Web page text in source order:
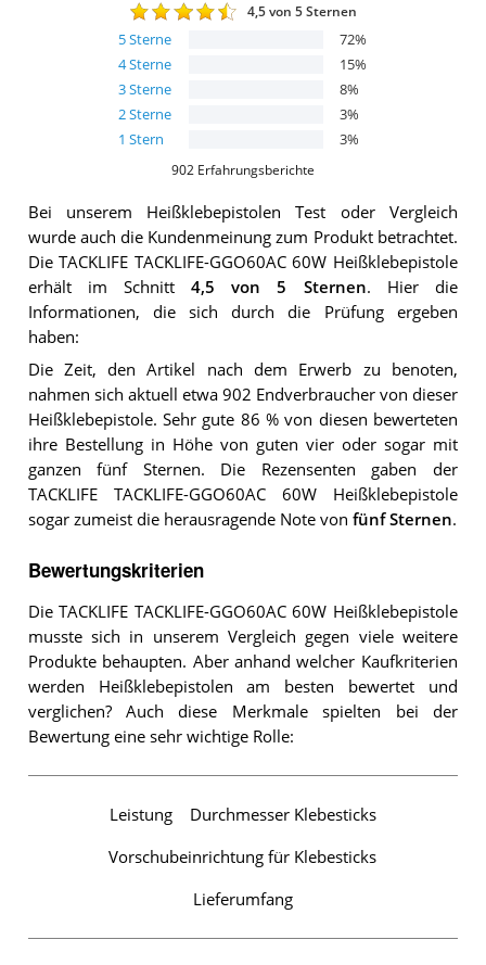
4,5von 5 Sternen
5Sterne 72%
4Sterne 15%
3Sterne 8%
2Sterne 3%
1 Stern 3%
902 Erfahrungsberichte
Bei unserem Heißklebepistolen Test oder Vergleich
wurde auch die Kundenmeinung zum Produkt betrachtet.
Die TACKLIFE TACKLIFE-GGO60AC 60W Heißklebepistole
erhält im Schnitt4,5 von 5 Sternen. Hier die
Informationen, die sich durch die Prüfung ergeben
haben:
Die Zeit, den Artikel nach dem Erwerb zu benoten,
nahmen sich aktuell etwa 902 Endverbraucher von dieser
Heißklebepistole. Sehr gute 86 % von diesen bewerteten
ihre Bestellung in Höhe von guten vier oder sogar mit
ganzen fünf Sternen. Die Rezensenten gaben der
TACKLIFE TACKLIFE-GGO60AC 60W Heißklebepistole
sogar zumeist die herausragende Note von fünf Sternen.
Bewertungskriterien
Die TACKLIFE TACKLIFE-GGO60AC 60W Heißklebepistole
musste sich in unserem Vergleich gegen viele weitere
Produkte behaupten. Aber anhand welcher Kaufkriterien
werden Heißklebepistolen am besten bewertet und
verglichen? Auch diese Merkmale spielten bei der
Bewertung eine sehr wichtige Rolle:
Leistung Durchmesser Klebesticks
Vorschubeinrichtung für Klebesticks
Lieferumfang